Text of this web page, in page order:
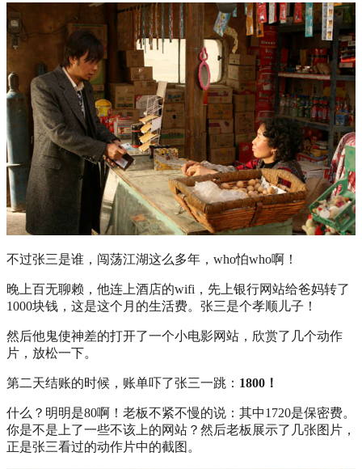
不过张三是谁，闯荡江湖这么多年，who怕who啊！
晚上百无聊赖，他连上酒店的wifi，先上银行网站给爸妈转了
1000块钱，这是这个月的生活费。张三是个孝顺儿子！
然后他鬼使神差的打开了一个小电影网站，欣赏了几个动作
片，放松一下。
第二天结账的时候，账单吓了张三一跳： 1800！
什么？明明是80啊！老板不紧不慢的说：其中1720是保密费。
你是不是上了一些不该上的网站？然后老板展示了几张图片，
正是张三看过的动作片中的截图。